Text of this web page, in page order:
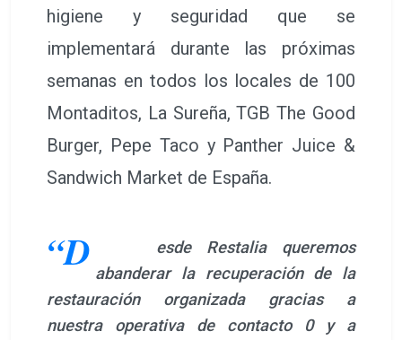
higiene y seguridad que se
implementará durante las próximas
semanas en todos los locales de 100
Montaditos, La Sureña, TGB The Good
Burger, Pepe Taco y Panther Juice &
Sandwich Market de España.
“D
esde Restalia queremos
abanderar la recuperación de la
restauración organizada gracias a
nuestra operativa de contacto 0 y a